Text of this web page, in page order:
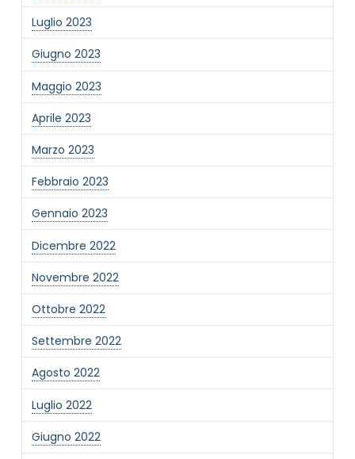
Luglio 2023
Giugno 2023
Maggio 2023
Aprile 2023
Marzo 2023
Febbraio 2023
Gennaio 2023
Dicembre 2022
Novembre 2022
Ottobre 2022
Settembre 2022
Agosto 2022
Luglio 2022
Giugno 2022